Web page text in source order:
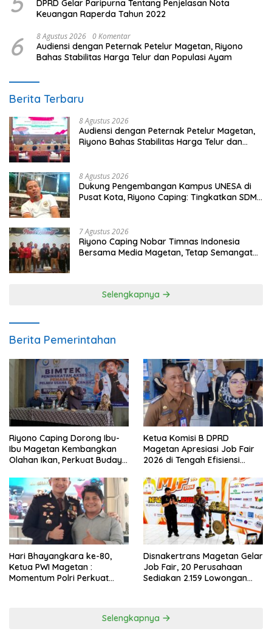
DPRD Gelar Paripurna Tentang Penjelasan Nota
Keuangan Raperda Tahun 2022
6 8 Agustus 2026 0 Komentar
Audiensi dengan Peternak Petelur Magetan, Riyono
Bahas Stabilitas Harga Telur dan Populasi Ayam
Berita Terbaru
8 Agustus 2026
Audiensi dengan Peternak Petelur Magetan,
Riyono Bahas Stabilitas Harga Telur dan
8 Agustus 2026
Dukung Pengembangan Kampus UNESA di
Pusat Kota, Riyono Caping: Tingkatkan SDM
7 Agustus 2026
Riyono Caping Nobar Timnas Indonesia
Bersama Media Magetan, Tetap Semangat
Selengkapnya
Berita Pemerintahan
Riyono Caping Dorong Ibu-
Ibu Magetan Kembangkan
Olahan Ikan, Perkuat Budaya
Ketua Komisi B DPRD
Magetan Apresiasi Job Fair
2026 di Tengah Efisiensi
Hari Bhayangkara ke-80,
Ketua PWI Magetan :
Momentum Polri Perkuat
Disnakertrans Magetan Gelar
Job Fair, 20 Perusahaan
Sediakan 2.159 Lowongan
Selengkapnya